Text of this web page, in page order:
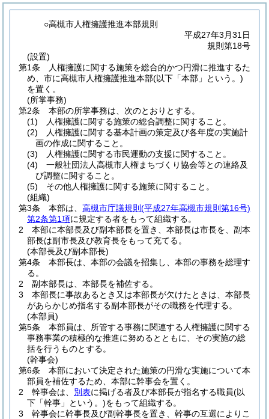
○高槻市人権擁護推進本部規則
平成27年3月31日
規則第18号
(設置)
第1条
人権擁護に関する施策を総合的かつ円滑に推進するた
め、市に高槻市人権擁護推進本部(以下「本部」という。)
を置く。
(所掌事務)
第2条
本部の所掌事務は、次のとおりとする。
(1)
人権擁護に関する施策の総合調整に関すること。
(2)
人権擁護に関する基本計画の策定及び各年度の実施計
画の作成に関すること。
(3)
人権擁護に関する市民運動の支援に関すること。
(4)
一般社団法人高槻市人権まちづくり協会等との連絡及
び調整に関すること。
(5)
その他人権擁護に関する施策に関すること。
(組織)
第3条
本部は、 高槻市庁議規則 (平成27年高槻市規則第16号)
第2条第1項に規定する者をもって組織する。
2
本部に本部長及び副本部長を置き、本部長は市長を、副本
部長は副市長及び教育長をもって充てる。
(本部長及び副本部長)
第4条
本部長は、本部の会議を招集し、本部の事務を総理す
る。
2
副本部長は、本部長を補佐する。
3
本部長に事故あるとき又は本部長が欠けたときは、本部長
があらかじめ指名する副本部長がその職務を代理する。
(本部員)
第5条
本部員は、所管する事務に関連する人権擁護に関する
事務事業の積極的な推進に努めるとともに、その実施の総
括を行うものとする。
(幹事会)
第6条
本部において決定された施策の円滑な実施について本
部員を補佐するため、本部に幹事会を置く。
2
幹事会は、 別表に掲げる者及び本部長が指名する職員(以
下「幹事」という。)をもって組織する。
3
幹事会に幹事長及び副幹事長を置き、幹事の互選によりこ